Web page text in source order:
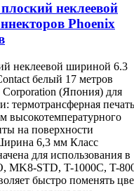
неклеевой
Phoenix
неклеевой шириной 6.3
белый 17 метров
(Япония) для
термотрансферная печать
высокотемпературного
на поверхности
6,3 мм Класс
для использования в
MK8-STD, T-1000С, T-
быстро поменять